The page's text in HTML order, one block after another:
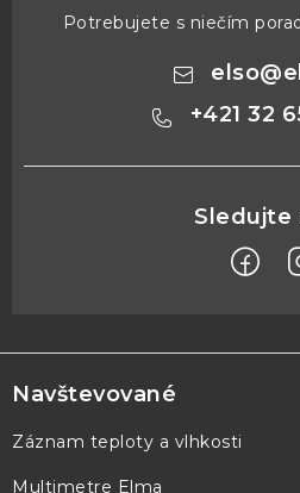
Potrebujete s niečím
elso@
+421 32
á
p
ä
Navštevované
Záznam teploty a vlhkosti
Multimetre Elma